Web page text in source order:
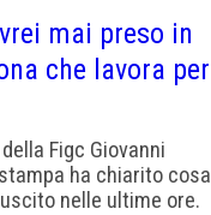
mai preso in
che lavora per
Figc Giovanni
ha chiarito cosa
nelle ultime ore.